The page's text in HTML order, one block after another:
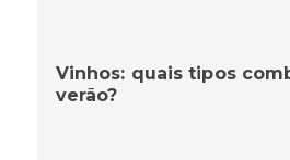
Vinhos: quais tipos
verão?